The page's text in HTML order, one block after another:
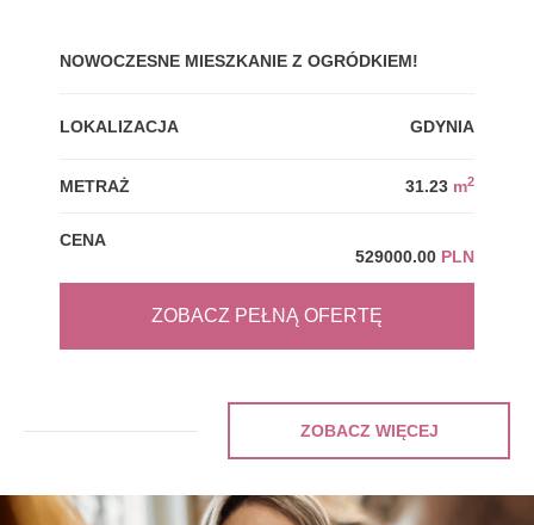
NOWOCZESNE MIESZKANIE Z OGRÓDKIEM!
LOKALIZACJA GDYNIA
METRAŻ 31.23 m2
CENA
529000.00 PLN
ZOBACZ PEŁNĄ OFERTĘ
ZOBACZ WIĘCEJ